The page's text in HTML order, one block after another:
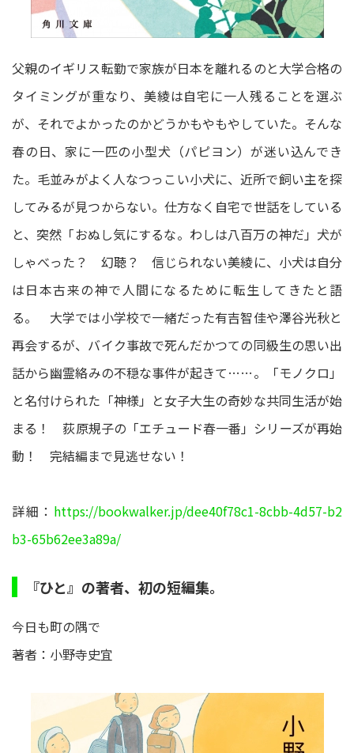
父親のイギリス転勤で家族が日本を離れるのと大学合格の
タイミングが重なり、美綾は自宅に一人残ることを選ぶ
が、それでよかったのかどうかもやもやしていた。そんな
春の日、家に一匹の小型犬（パピヨン）が迷い込んでき
た。毛並みがよく人なつっこい小犬に、近所で飼い主を探
してみるが見つからない。仕方なく自宅で世話をしている
と、突然「おぬし気にするな。わしは八百万の神だ」犬が
しゃべった？ 幻聴？ 信じられない美綾に、小犬は自分
は日本古来の神で人間になるために転生してきたと語
る。 大学では小学校で一緒だった有吉智佳や澤谷光秋と
再会するが、バイク事故で死んだかつての同級生の思い出
話から幽霊絡みの不穏な事件が起きて……。「モノクロ」
と名付けられた「神様」と女子大生の奇妙な共同生活が始
まる！ 荻原規子の「エチュード春一番」シリーズが再始
動！ 完結編まで見逃せない！
詳細： https://bookwalker.jp/dee40f78c1-8cbb-4d57-b2
b3-65b62ee3a89a/
『ひと』の著者、初の短編集。
今日も町の隅で
著者：小野寺史宜